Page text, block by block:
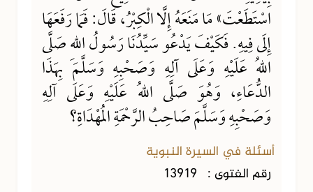
اسْتَطَعْتَ» مَا مَنَعَهُ إِلَّا الْكِبْرُ، قَالَ: فَمَا رَفَعَهَا
إِلَى فِيهِ. فَكَيْفَ يَدْعُو سَيِّدُنَا رَسُولُ اللهِ صَلَّى
اللهُ عَلَيْهِ وَعَلَى آلِهِ وَصَحْبِهِ وَسَلَّمَ بِهَذَا
الدُّعَاءِ، وَهُوَ صَلَّى اللهُ عَلَيْهِ وَعَلَى آلِهِ
وَصَحْبِهِ وَسَلَّمَ صَاحِبُ الرَّحْمَةِ المُهْدَاةِ؟
أسئلة في السيرة النبوية
رقم الفتوى : 13919